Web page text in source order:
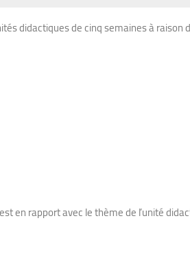
didactiques de cinq semaines à raison
en rapport avec le thème de l’unité